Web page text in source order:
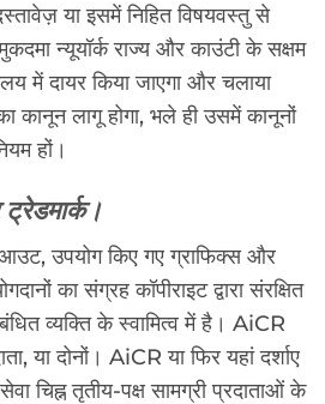
या इसमें निहित विषयवस्तु से
न्यूयॉर्क राज्य और काउंटी के सक्षम
में दायर किया जाएगा और चलाया
कानून लागू होगा, भले ही उसमें कानूनों
हों।
उपयोग किए गए ग्राफिक्स और
का संग्रह कॉपीराइट द्वारा संरक्षित
व्यक्ति के स्वामित्व में है। AiCR
या दोनों। AiCR या फिर यहां दर्शाए
चिह्न तृतीय-पक्ष सामग्री प्रदाताओं के